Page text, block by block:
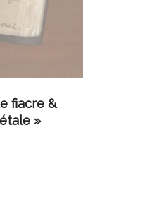
fiacre &
»